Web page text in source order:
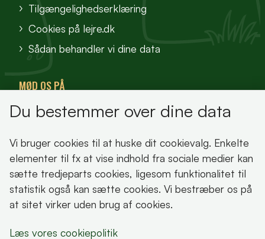
Tilgængelighedserklæring
Cookies på lejre.dk
Sådan behandler vi dine data
MØD OS PÅ
VisitFjordlandet
Oplev Lejre
Du bestemmer over dine data
Vi bruger cookies til at huske dit cookievalg. Enkelte
elementer til fx at vise indhold fra sociale medier kan
sætte tredjeparts cookies, ligesom funktionalitet til
statistik også kan sætte cookies. Vi bestræber os på
at sitet virker uden brug af cookies.
Læs vores cookiepolitik